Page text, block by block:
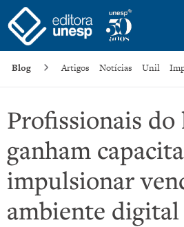
Blog Artigos Notícias Unil
Profissionais
ganham
impulsionar
ambiente digital